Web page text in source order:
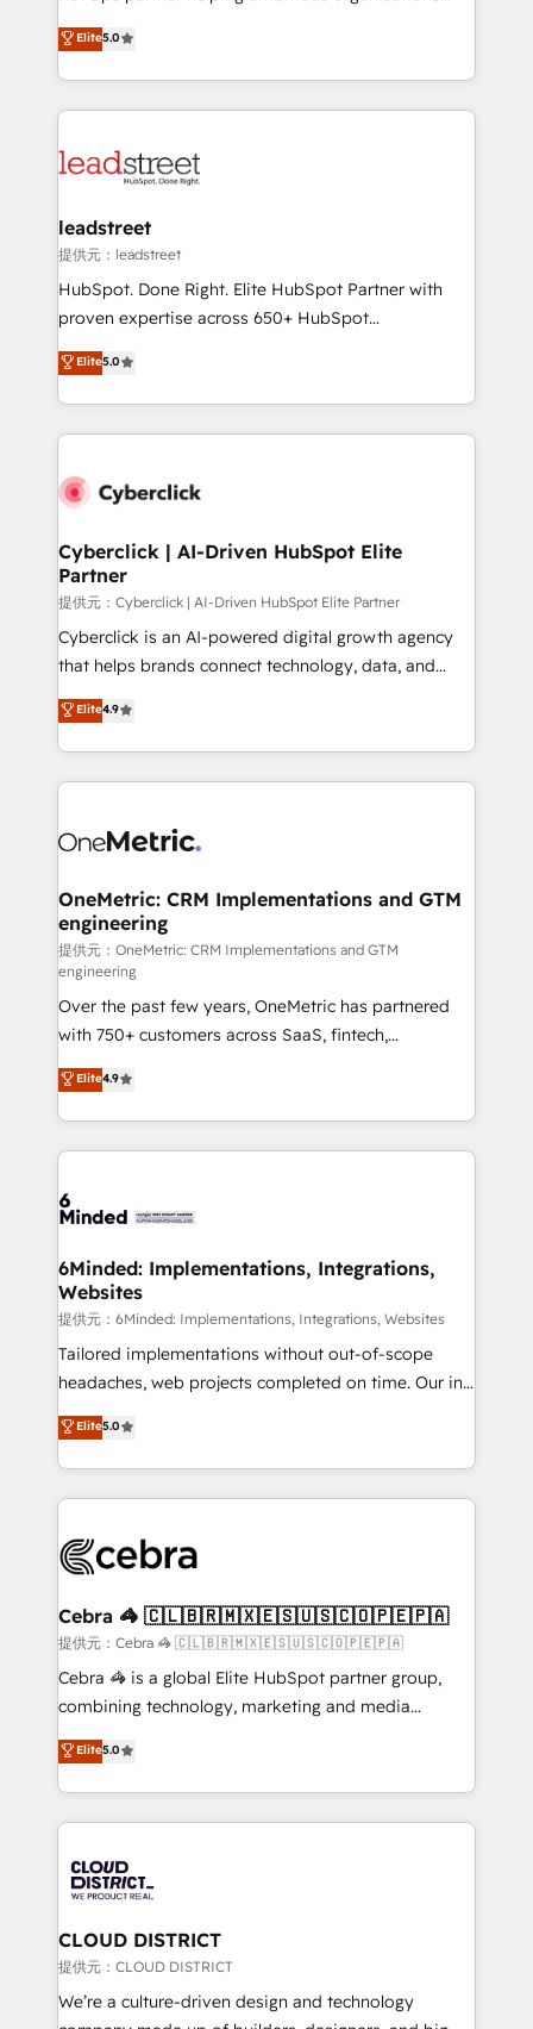
the United States, EU, UAE, Mexico and Latin
America. From casual user to super fan: make
grow with clarity, confidence, and intelligence.
Operating across the UK, Netherlands, Ireland, and
Canada, we’ve delivered thousands of successful
HubSpot projects for mid-market and enterprise
combine HubSpot, data, and AI to design connected
and technology for predictable, scalable revenue
growth. Our expertise spans RevOps, CRM and data
architecture, AI enablement, and strategic marketing,
delivered through our proprietary FLAIR framework
Partner and ISO 27001:2022 certified consultancy,
we blend strategy, creativity, and technology to help
Elite5.0
leadstreet
提供元：leadstreet
HubSpot. Done Right. Elite HubSpot Partner with
proven expertise across 650+ HubSpot
implementations. With 12+ years of HubSpot
experience, we help you use the HubSpot platform
to its fullest capacity, improve your current HubSpot
website, or build your new one.
Elite5.0
Cyberclick | AI-Driven HubSpot Elite
Partner
提供元：Cyberclick | AI-Driven HubSpot Elite Partner
Cyberclick is an AI-powered digital growth agency
that helps brands connect technology, data, and
creativity to achieve measurable results. Founded in
Barcelona and operating across Spain, LATAM, and
the UK, we support global companies in building
smarter marketing, sales, and customer success
Iberia (Spain & Portugal), we combine human insight
growth. Our multidisciplinary team designs solutions
that simplify complexity, boost performance, and
turn innovation into real impact. 🌍 Highlights •
HubSpot Partner since 2012 • 2022 EMEA Impact
Award: Best Integration • 150+ successful HubSpot
projects • Clients in 30+ industries • Proprietary
technology for integrations • Multilingual team:
English, Spanish, Portuguese & Italian 👉 Grow
smarter with AI and HubSpot.
Elite4.9
OneMetric: CRM Implementations and GTM
engineering
提供元：OneMetric: CRM Implementations and GTM
engineering
Over the past few years, OneMetric has partnered
with 750+ customers across SaaS, fintech,
healthcare, real estate, and other industries. With
150+ HubSpot-certified experts, we deliver scalable
solutions to complex GTM and RevOps challenges.
Our Expertise 🔹 Onboarding & Implementation:
tailored to your GTM motion. 🔹 Migrations:
from other CRMs to HubSpot without data loss or
downtime. 🔹 RevOps Strategy: Align teams,
processes, and data to drive revenue efficiency. 🔹
Integrations: Connect HubSpot with your tech stack
for better adoption. 🔹 Custom Solutions: Build
SOC 2 Type II and ISO 27001 certified, reinforcing
our commitment to data security and compliance. At
Elite4.9
6Minded: Implementations, Integrations,
Websites
提供元：6Minded: Implementations, Integrations, Websites
Tailored implementations without out-of-scope
headaches, web projects completed on time. Our in-
house team of certified CRM architects, experts,
developers, designers, and marketers handles all
aspects of your HubSpot. ✨ 400+ global clients ✨
100+ seamless migrations from 15+ different CRMs
implementations, and 5,000+ pages ✨ CS: Clients
CS: 245% organic growth & +751% new visitors for a
full-funnel HubSpot project ✨ CS: 415% conversion
boost with a new HubSpot site Recognized leaders:
🏆 HubSpot Platform Migration Impact Award 🏆
Inbound Campaign of the Year 🏆 Gold AVA Digital
Award for Best Website 🌟 Accreditations: CRM
Elite5.0
Cebra 🦓 🇨🇱🇧🇷🇲🇽🇪🇸🇺🇸🇨🇴🇵🇪🇵🇦
提供元：Cebra 🦓 🇨🇱🇧🇷🇲🇽🇪🇸🇺🇸🇨🇴🇵🇪🇵🇦
Cebra 🦓 is a global Elite HubSpot partner group,
combining technology, marketing and media
expertise across Latin America and Southern
Europe, with teams across 7 countries. Born in Chile,
we combine local insight with international reach to
help businesses grow through technology, creativity,
500+ HubSpot implementations, building end-to-
end solutions that integrate CRM, AI automation,
inbound and loop marketing, content, and digital
creativity. Our multicultural team works in Spanish,
Portuguese, and English to design scalable strategies
that drive measurable growth. 🌎 Highlights: • 10+
Elite5.0
CLOUD DISTRICT
提供元：CLOUD DISTRICT
We’re a culture-driven design and technology